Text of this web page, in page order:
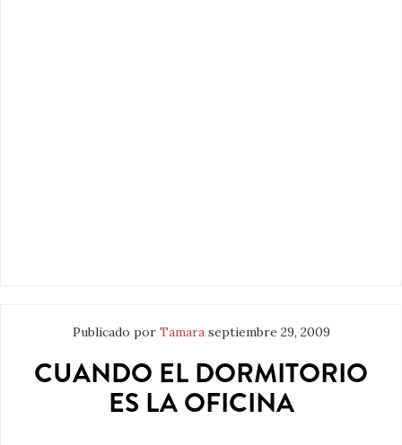
Publicado por Tamara septiembre 29, 2009
CUANDO EL DORMITORIO
ES LA OFICINA